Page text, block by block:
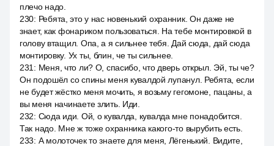
плечо надо.
230: Ребята, это у нас новенький охранник. Он даже не
знает, как фонариком пользоваться. На тебе монтировкой в
голову втащил. Опа, а я сильнее тебя. Дай сюда, дай сюда
монтировку. Ух ты, блин, че ты сильнее.
231 : Меня, что ли? О, спасибо, что дверь открыл. Эй, ты че?
Он подошёл со спины меня кувалдой лупанул. Ребята, если
не будет жёстко меня мочить, я возьму гегомоне, пацаны, а
вы меня начинаете злить. Иди.
232: Сюда иди. Ой, о кувалда, кувалда мне понадобится.
Так надо. Мне ж тоже охранника какого-то вырубить есть.
233: А молоточек то знаете для меня, Лёгенький. Видите,